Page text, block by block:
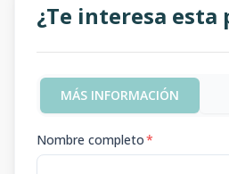
¿Te interesa esta
MÁS INFORMACIÓN
Nombre completo*